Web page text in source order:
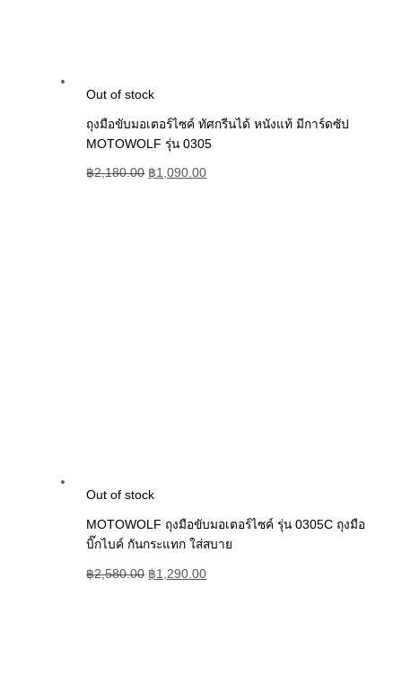
Out of stock
ถุงมือขับมอเตอร์ไซค์ ทัศกรีนได้ หนังแท้ มีการ์ดซัป
MOTOWOLF รุ่น 0305
฿2,180.00 ฿1,090.00
Out of stock
MOTOWOLF ถุงมือขับมอเตอร์ไซค์ รุ่น 0305C ถุงมือ
บิ๊กไบค์ กันกระแทก ใส่สบาย
฿2,580.00 ฿1,290.00